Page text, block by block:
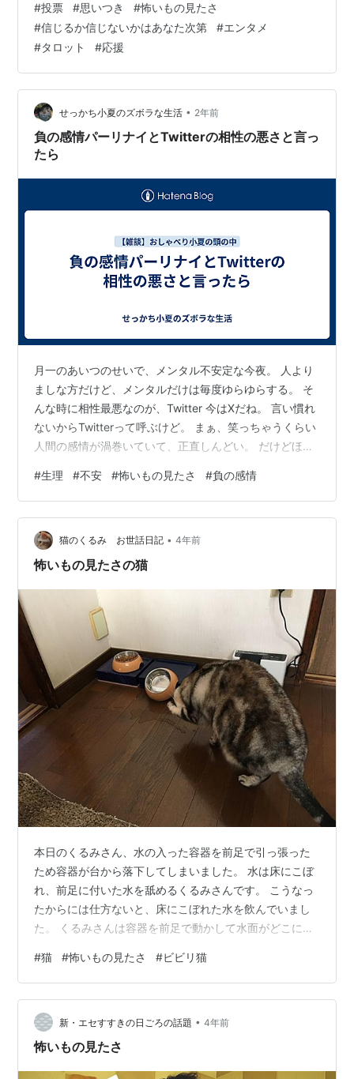
説書60ページ タロットポーチ付き Gammi Amazon 新ウ
ェイト版フルデッキ78枚つき タロット占いの教科書 作
者:賢龍 雅人 新星出版社 Amazon DPEHAKMK タロット
デッキ ユニーク 78枚のフローラルタロットカード ガイ
ドブック付き モダンウィッチ…
#投票 #思いつき #怖いもの見たさ
#信じるか信じないかはあなた次第 #エンタメ
#タロット #応援
せっかち小夏のズボラな生活 • 2年前
負の感情パーリナイとTwitterの相性の悪さと言っ
たら
月一のあいつのせいで、メンタル不安定な今夜。 人より
ましな方だけど、メンタルだけは毎度ゆらゆらする。 そ
んな時に相性最悪なのが、Twitter 今はXだね。 言い慣れ
ないからTwitterって呼ぶけど。 まぁ、笑っちゃうくらい
人間の感情が渦巻いていて、正直しんどい。 だけどほ
ょう？ 見たら自分が苦しくなるってわかっているのに止
められない。 最近は全然見ていなかったのに（半年前と
比べて半分以下）、この怪しいメンタルの時は私の足元
を掬いにくる。 だめだね、気をつけなきゃ。 大人なんだ
から。 自分のメンタルくらい自分で守らなきゃね。 気を
#生理 #不安 #怖いもの見たさ #負の感情
猫のくるみ お世話日記 • 4年前
怖いもの見たさの猫
本日のくるみさん、水の入った容器を前足で引っ張った
ため容器が台から落下してしまいました。 水は床にこぼ
れ、前足に付いた水を舐めるくるみさんです。 こうなっ
たからには仕方ないと、床にこぼれた水を飲んでいまし
た。 くるみさんは容器を前足で動かして水面がどこにあ
しまうのを嫌っているからの様です。 今日は午後一でガ
ス給湯器の取替工事に業者さんが来るので早めにスーパ
ーへ買い物に出掛けました。 帰って来ると出迎えに来た
くるみさん、顔を見た途端にあくびをされました。 矢印
の部分、買い物袋の折れ目部分が破れ始めましたが内側
#猫 #怖いもの見たさ #ビビリ猫
新・エセすすきの日ごろの話題 • 4年前
怖いもの見たさ